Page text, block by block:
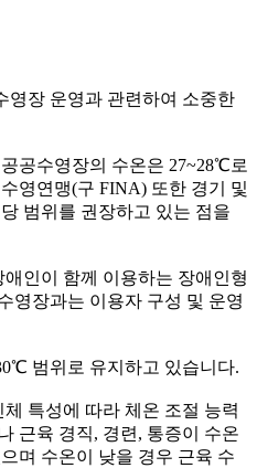
영장 운영과 관련하여 소중한
공수영장의 수온은 27~28℃로
영연맹(구 FINA) 또한 경기 및
범위를 권장하고 있는 점을
인이 함께 이용하는 장애인형
영장과는 이용자 구성 및 운영
범위로 유지하고 있습니다.
특성에 따라 체온 조절 능력
근육 경직, 경련, 통증이 수온
며 수온이 낮을 경우 근육 수